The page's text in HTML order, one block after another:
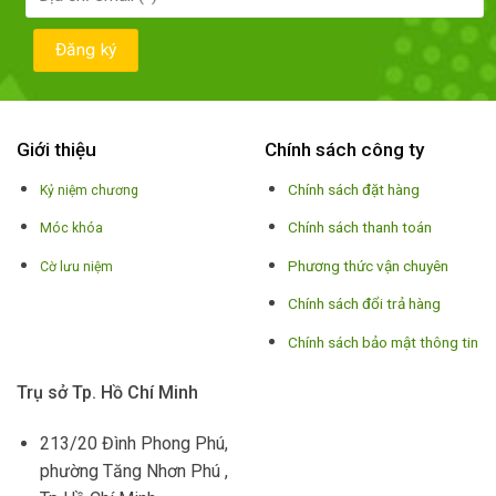
Giới thiệu
Kỷ niệm chương
Móc khóa
Cờ lưu niệm
Chính sách công ty
Chính sách đặt hàng
Chính sách thanh toán
Phương thức vận chuyên
Chính sách đổi trả hàng
Chính sách bảo mật thông tin
Trụ sở Tp. Hồ Chí Minh
213/20 Đình Phong Phú,
phường Tăng Nhơn Phú ,